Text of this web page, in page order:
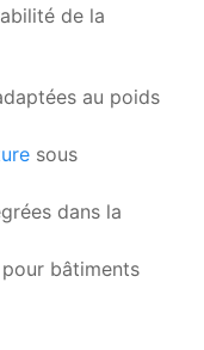
de la
au poids
sous
dans la
pour bâtiments